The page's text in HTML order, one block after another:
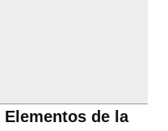
Elementos de la